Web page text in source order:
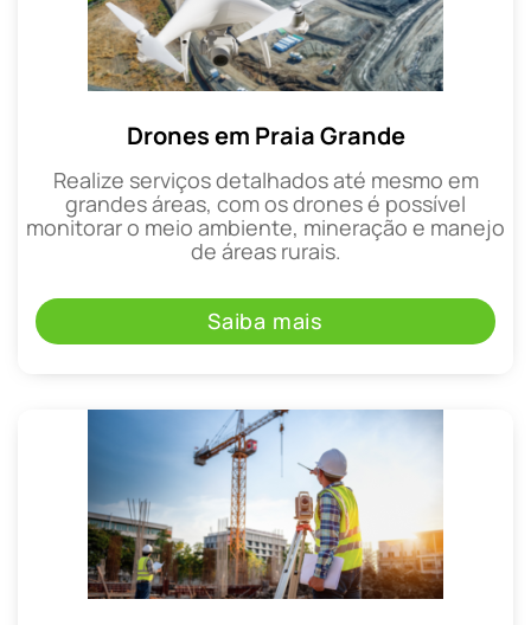
Drones em Praia Grande
Realize serviços detalhados até mesmo em
grandes áreas, com os drones é possível
monitorar o meio ambiente, mineração e manejo
de áreas rurais.
Saiba mais